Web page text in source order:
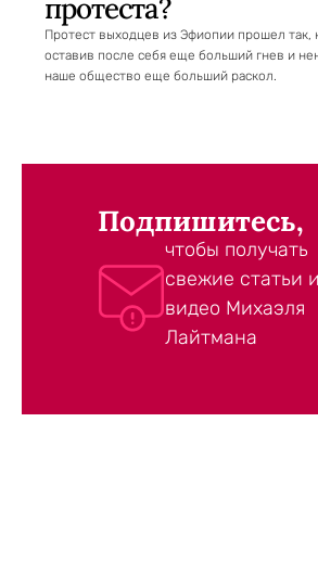
протеста?
Протест выходцев из Эфиопии прошел так,
оставив после себя еще больший гнев и
наше общество еще больший раскол.
Подпишитесь,
чтобы получать
свежие статьи и
видео Михаэля
Лайтмана